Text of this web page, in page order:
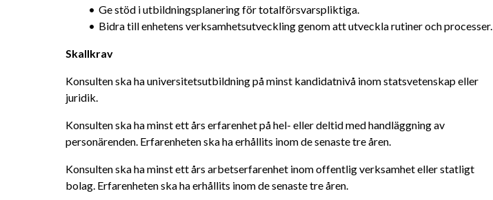
Ge stöd i utbildningsplanering för totalförsvarspliktiga.
Bidra till enhetens verksamhetsutveckling genom att utveckla rutiner och processer.
Skallkrav
Konsulten ska ha universitetsutbildning på minst kandidatnivå inom statsvetenskap eller
juridik.
Konsulten ska ha minst ett års erfarenhet på hel- eller deltid med handläggning av
personärenden. Erfarenheten ska ha erhållits inom de senaste tre åren.
Konsulten ska ha minst ett års arbetserfarenhet inom offentlig verksamhet eller statligt
bolag. Erfarenheten ska ha erhållits inom de senaste tre åren.